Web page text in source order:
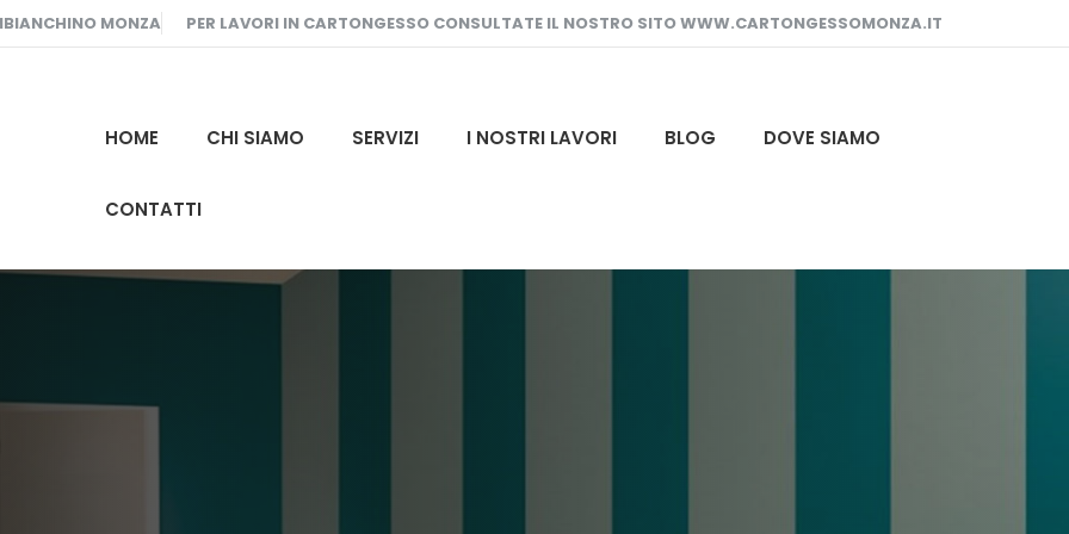
MONZA PER LAVORI IN CARTONGESSO CONSULTATE IL NOSTRO SITO WWW.CARTONGESSOMONZA.IT
HOME CHI SIAMO SERVIZI I NOSTRI LAVORI BLOG DOVE SIAMO
CONTATTI